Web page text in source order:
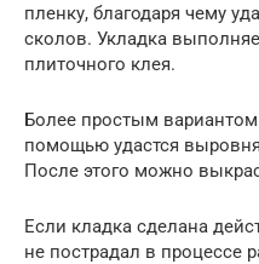
пленку, благодаря чему
сколов. Укладка
плиточного клея.
Более простым вариантом
помощью удастся
После этого можно
Если кладка сделана
не пострадал в процессе